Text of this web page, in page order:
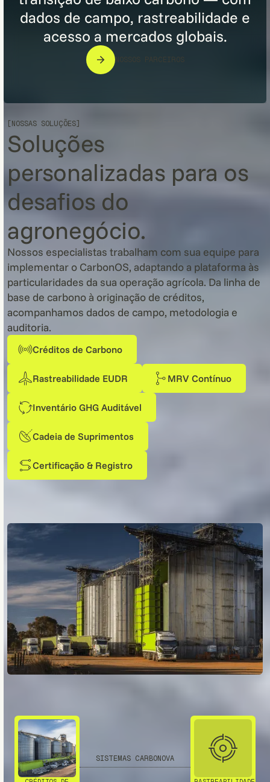
dados de campo, rastreabilidade e
acesso a mercados globais.
NOSSOS PARCEIROS
[NOSSAS SOLUÇÕES]
Soluções
personalizadas para os
desafios do
agronegócio.
Nossos especialistas trabalham com sua equipe para
implementar o CarbonOS, adaptando a plataforma às
particularidades da sua operação agrícola. Da linha de
base de carbono à originação de créditos,
acompanhamos dados de campo, metodologia e
auditoria.
Créditos de Carbono
Rastreabilidade EUDR MRV Contínuo
Inventário GHG Auditável
Cadeia de Suprimentos
Certificação & Registro
SISTEMAS CARBONOVA